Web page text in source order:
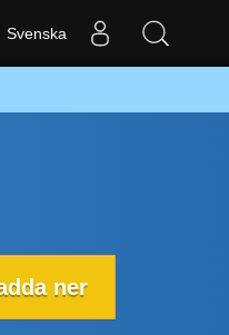
Svenska
ner